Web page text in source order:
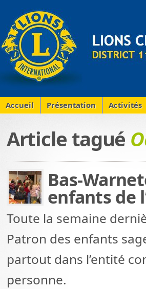
Accueil Présentation Activités
Article tagué
Bas-
enfants de
Toute la semaine
Patron des enfants
partout dans l’entité
personne.